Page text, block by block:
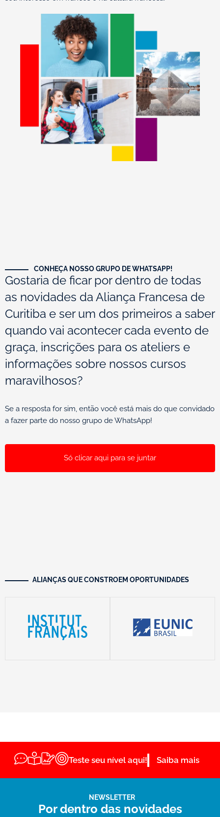
CONHEÇA NOSSO GRUPO DE WHATSAPP!
Gostaria de ficar por dentro de todas
as novidades da Aliança Francesa de
Curitiba e ser um dos primeiros a saber
quando vai acontecer cada evento de
graça, inscrições para os ateliers e
informações sobre nossos cursos
maravilhosos?
Se a resposta for sim, então você está mais do que convidado
a fazer parte do nosso grupo de WhatsApp!
Só clicar aqui para se juntar
ALIANÇAS QUE CONSTROEM OPORTUNIDADES
Teste seu nível aqui! Saiba mais
NEWSLETTER
Por dentro das novidades